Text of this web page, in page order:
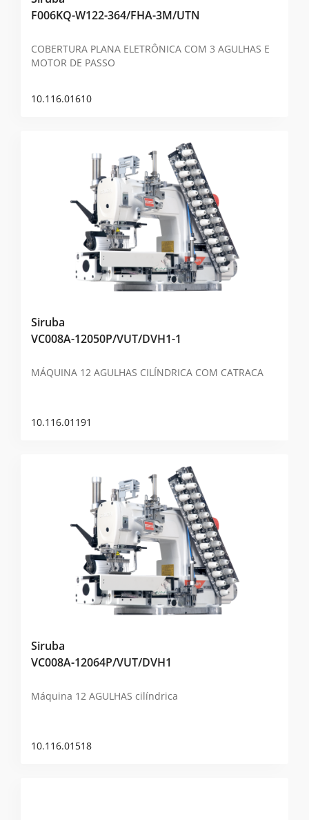
F006KQ-W122-364/FHA-3M/UTN
COBERTURA PLANA ELETRÔNICA COM 3 AGULHAS E
MOTOR DE PASSO
10.116.01610
Siruba
VC008A-12050P/VUT/DVH1-1
MÁQUINA 12 AGULHAS CILÍNDRICA COM CATRACA
10.116.01191
Siruba
VC008A-12064P/VUT/DVH1
Máquina 12 AGULHAS cilíndrica
10.116.01518